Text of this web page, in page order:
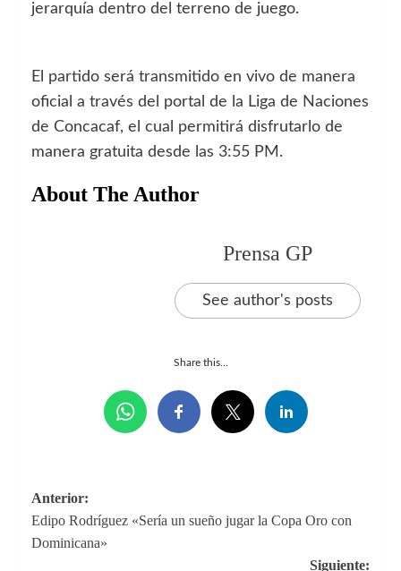
jerarquía dentro del terreno de juego.
El partido será transmitido en vivo de manera
oficial a través del portal de la Liga de Naciones
de Concacaf, el cual permitirá disfrutarlo de
manera gratuita desde las 3:55 PM.
About The Author
Prensa GP
See author's posts
Share this...
Navegación
de
Anterior:
Edipo Rodríguez «Sería un sueño jugar la Copa Oro con
Dominicana»
Siguiente: